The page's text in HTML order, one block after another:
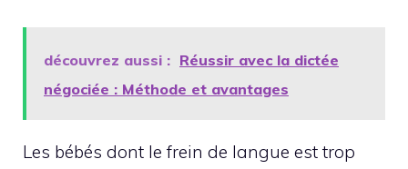
découvrez aussi : Réussir avec la dictée
négociée : Méthode et avantages
Les bébés dont le frein de langue est trop